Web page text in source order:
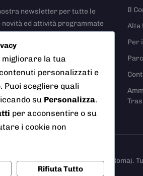
newsletter per tutte le
ed attività programmate
Incidente Stradale
Il
Alta
Per
Locale del Comune di Ciampino (Roma).
migliorare la tua
personalizzati e
scegliere quali
su Personalizza.
per acconsentire o su
i cookie non
Rifiuta Tutto